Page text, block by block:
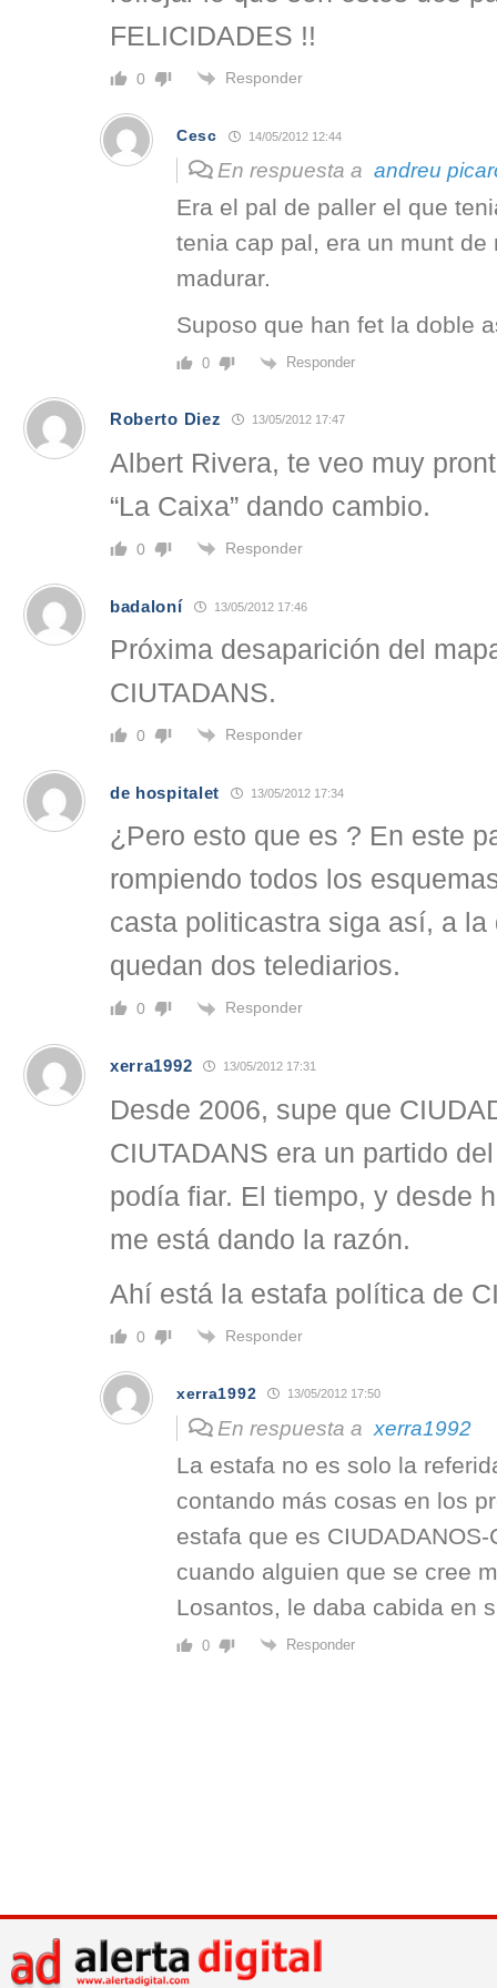
FELICIDADES !!
0 Responder
Cesc 14/05/2012 12:44
En respuesta a andreu
Era el pal de paller el que
tenia cap pal, era un munt
madurar.
Suposo que han fet la doble
0 Responder
Roberto Diez 13/05/2012 17:47
Albert Rivera, te veo muy
“La Caixa” dando cambio.
0 Responder
badaloní 13/05/2012 17:46
Próxima desaparición del
CIUTADANS.
0 Responder
de hospitalet 13/05/2012 17:34
¿Pero esto que es ? En este
rompiendo todos los
casta politicastra siga así, a la
quedan dos telediarios.
0 Responder
xerra1992 13/05/2012 17:31
Desde 2006, supe que
CIUTADANS era un partido
podía fiar. El tiempo, y desde
me está dando la razón.
Ahí está la estafa política de
0 Responder
xerra1992 13/05/2012 17:50
En respuesta a xerra1992
La estafa no es solo la
contando más cosas en los
estafa que es
cuando alguien que se cree
Losantos, le daba cabida en
0 Responder